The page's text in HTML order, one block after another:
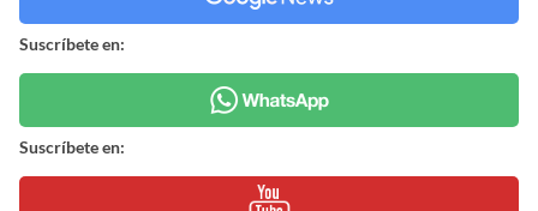
Suscríbete en:
Suscríbete en: